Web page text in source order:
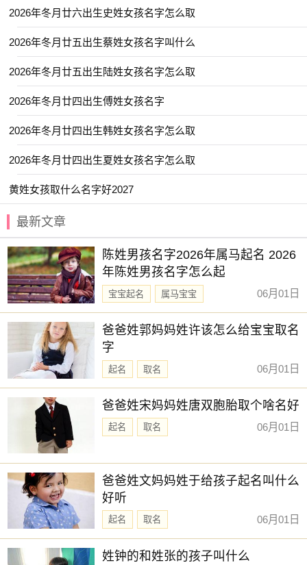
【宣淇】 【晶菲】 【芷音】 【舒悦】
【歆妍】 【安盈】 【慕思】 【尹黎】
【金慧】 【金莹】 【筱乐】 【霞姝】
【嘉彦】 【子璎】 【诗渝】 【亦闲】
【静枫】 【梦溪】 【梦言】 【乐淳】
【宛清】 【忆君】 【宜珊】 【金卿】
【月蕊】 【伊然】 【清苒】 【园雯】
【宣霖】 【栩如】 【予欣】 【琪筝】
【简溪】 【林霏】 【颖歆】 【安怡】
【惜时】 【金虹】 【惜颜】 【曼婷】
【日晞】 【清悠】 【菡微】 【以晗】
【书语】 【祐禾】 【昕蕾】 【妙桐】
【畅霏】 【子念】 【文墨】 【念芙】
【与夏】 【棠姗】 【之夏】 【予清】
【曼雪】 【景娴】 【晨雅】 【璟芊】
【云涵】 【云谣】 【维心】 【雪蕙】
【羽阳】 【诗暮】 【湘灵】 【锦容】
【乔苒】 【艺谨】 【含湘】 【书颜】
【书娴】 【曼殊】 【梓雯】 【雨菡】
【昱珊】 【新亭】 【昀遥】 【箐瑶】
赐子好名，能伴子一生。想给宝宝取一个好名字吗？选
择下方的【宝宝起名】，为孩子起一个吉利的好名字吧。
2026年冬月廿六出生史姓女孩名字怎么取
2026年冬月廿五出生蔡姓女孩名字叫什么
2026年冬月廿五出生陆姓女孩名字怎么取
2026年冬月廿四出生傅姓女孩名字
2026年冬月廿四出生韩姓女孩名字怎么取
2026年冬月廿四出生夏姓女孩名字怎么取
黄姓女孩取什么名字好2027
最新文章
陈姓男孩名字2026年属马起名 2026
年陈姓男孩名字怎么起
宝宝起名
属马宝宝
新生儿取名
06月01日
爸爸姓郭妈妈姓许该怎么给宝宝取名
字
起名 取名 06月01日
爸爸姓宋妈妈姓唐双胞胎取个啥名好
起名 取名 06月01日
爸爸姓文妈妈姓于给孩子起名叫什么
好听
起名 取名 06月01日
姓钟的和姓张的孩子叫什么